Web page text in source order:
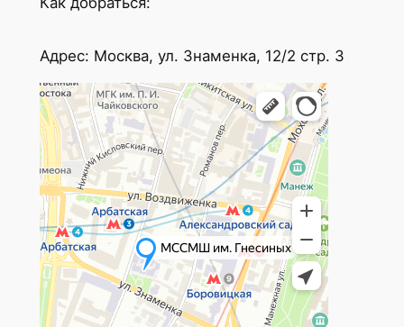
Адрес: Москва, ул. Знаменка, 12/2 стр. 3